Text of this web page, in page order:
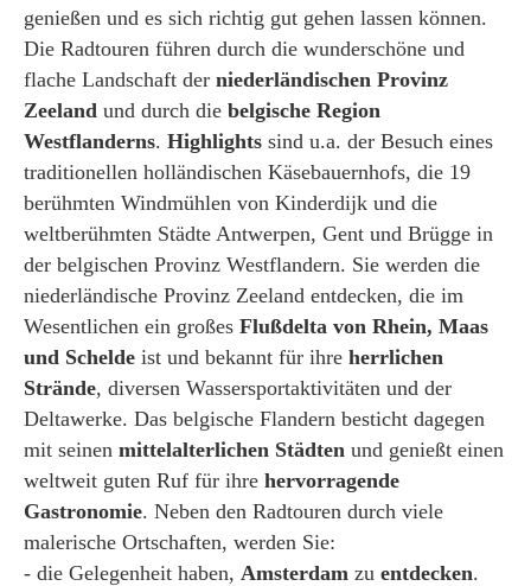
genießen und es sich richtig gut gehen lassen können.
Die Radtouren führen durch die wunderschöne und
flache Landschaft der niederländischen Provinz
Zeeland und durch die belgische Region
Westflanderns. Highlights sind u.a. der Besuch eines
traditionellen holländischen Käsebauernhofs, die 19
berühmten Windmühlen von Kinderdijk und die
weltberühmten Städte Antwerpen, Gent und Brügge in
der belgischen Provinz Westflandern. Sie werden die
niederländische Provinz Zeeland entdecken, die im
Wesentlichen ein großes Flußdelta von Rhein, Maas
und Schelde ist und bekannt für ihre herrlichen
Strände, diversen Wassersportaktivitäten und der
Deltawerke. Das belgische Flandern besticht dagegen
mit seinen mittelalterlichen Städten und genießt einen
weltweit guten Ruf für ihre hervorragende
Gastronomie. Neben den Radtouren durch viele
malerische Ortschaften, werden Sie:
- die Gelegenheit haben, Amsterdam zu entdecken.